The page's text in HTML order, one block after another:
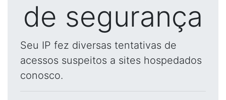
de segurança
Seu IP fez diversas tentativas de
acessos suspeitos a sites hospedados
conosco.